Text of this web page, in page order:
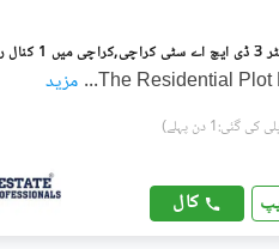
The Residential
... مزید
کی گئی:1 دن پہلے)
کال